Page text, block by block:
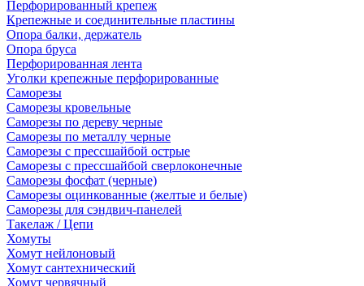
Перфорированный крепеж
Крепежные и соединительные пластины
Опора балки, держатель
Опора бруса
Перфорированная лента
Уголки крепежные перфорированные
Саморезы
Саморезы кровельные
Саморезы по дереву черные
Саморезы по металлу черные
Саморезы с прессшайбой острые
Саморезы с прессшайбой сверлоконечные
Саморезы фосфат (черные)
Саморезы оцинкованные (желтые и белые)
Саморезы для сэндвич-панелей
Такелаж / Цепи
Хомуты
Хомут нейлоновый
Хомут сантехнический
Хомут червячный